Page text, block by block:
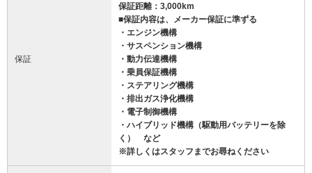
保証
保証距離：3,000km
■保証内容は、メーカー保証に準ずる
・エンジン機構
・サスペンション機構
・動力伝達機構
・乗員保証機構
・ステアリング機構
・排出ガス浄化機構
・電子制御機構
・ハイブリッド機構（駆動用バッテリーを除
く） など
※詳しくはスタッフまでお尋ねください